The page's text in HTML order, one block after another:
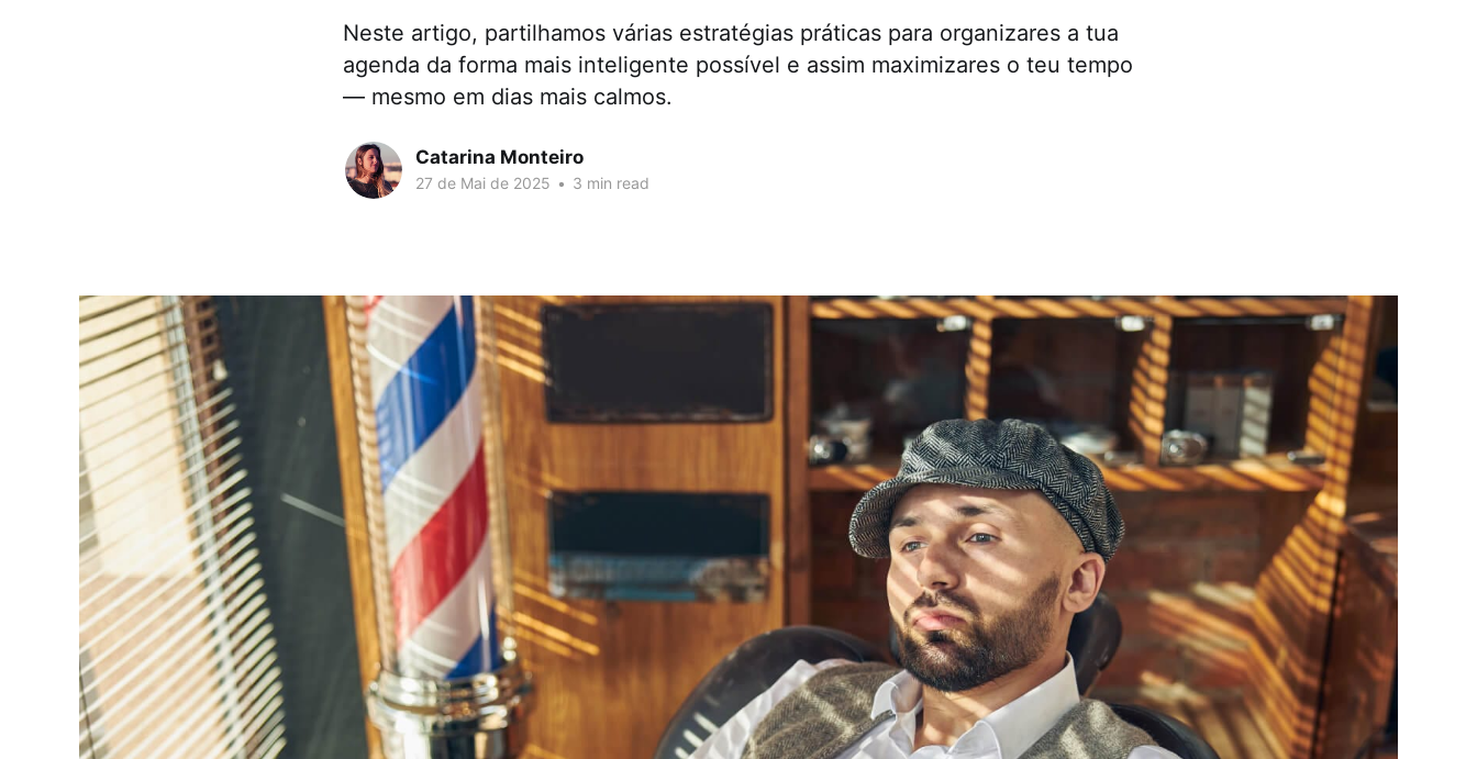
Neste artigo, partilhamos várias estratégias práticas para organizares a tua
agenda da forma mais inteligente possível e assim maximizares o teu tempo
— mesmo em dias mais calmos.
Catarina Monteiro
27 de Mai de 2025 • 3 min read